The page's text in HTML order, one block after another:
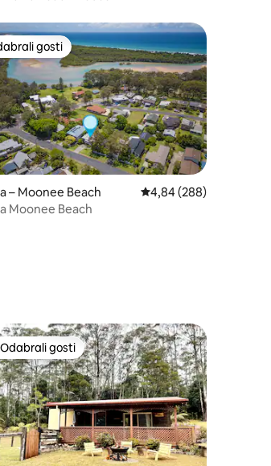
5, recenzija: 122
gosti
gosti
– Moonee Beach Prosječna ocjena:
4,84 (288)
Moonee Beach
najviše rangiranima s oznakom „Odabrali gosti”
Odabrali gosti